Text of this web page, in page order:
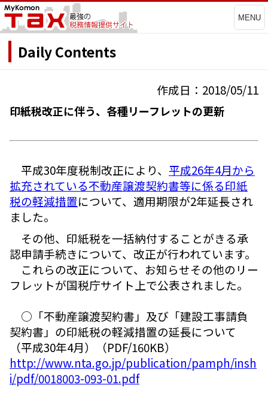
MENU
Daily Contents
作成日：2018/05/11
印紙税改正に伴う、各種リーフレットの更新
平成30年度税制改正により、 平成26年4月から
拡充されている不動産譲渡契約書等に係る印紙
税の軽減措置について、適用期限が2年延長され
ました。
その他、印紙税を一括納付することがきる承
認申請手続きについて、改正が行われています。
これらの改正について、お知らせその他のリー
フレットが国税庁サイト上で公表されました。
○「不動産譲渡契約書」及び「建設工事請負
契約書」の印紙税の軽減措置の延長について
（平成30年4月）（PDF/160KB）
http://www.nta.go.jp/publication/pamph/insh
i/pdf/0018003-093-01.pdf